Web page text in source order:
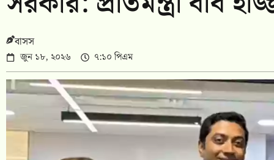
বাসস
জুন ১৮, ২০২৬ ৭:১০ পিএম